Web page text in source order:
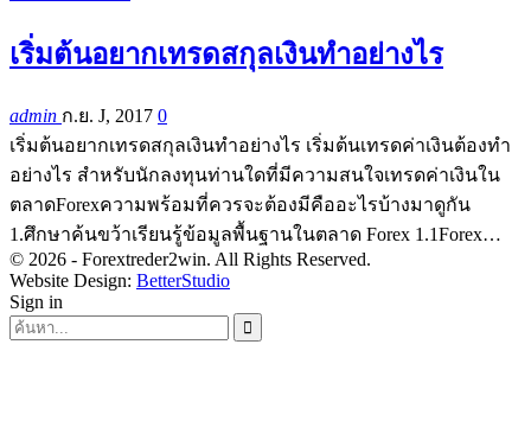
เริ่มต้นอยากเทรดสกุลเงินทำอย่างไร
admin ก.ย. J, 2017 0
เริ่มต้นอยากเทรดสกุลเงินทำอย่างไร เริ่มต้นเทรดค่าเงินต้องทำ
อย่างไร สำหรับนักลงทุนท่านใดที่มีความสนใจเทรดค่าเงินใน
ตลาดForexความพร้อมที่ควรจะต้องมีคืออะไรบ้างมาดูกัน
1.ศึกษาค้นขว้าเรียนรู้ข้อมูลพื้นฐานในตลาด Forex 1.1Forex…
© 2026 - Forextreder2win. All Rights Reserved.
Website Design: BetterStudio
Sign in